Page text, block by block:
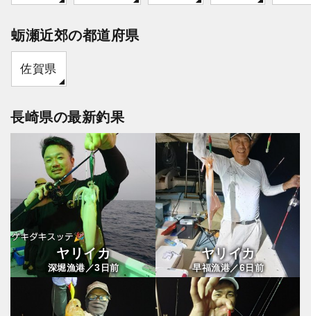
蛎瀬近郊の都道府県
佐賀県
長崎県の最新釣果
ヤリイカ
深堀漁港／3 日前
ヤリイカ
早福漁港／6日前